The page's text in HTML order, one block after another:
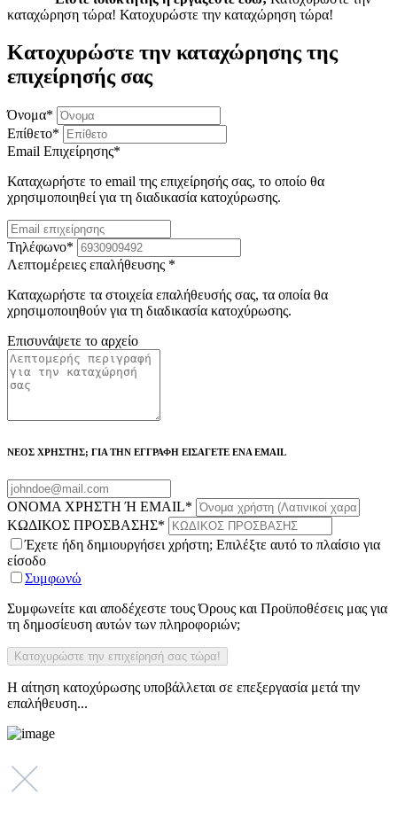
καταχώρηση τώρα! Κατοχυρώστε την καταχώρηση τώρα!
Κατοχυρώστε την καταχώρησης της
επιχείρησής σας
Όνομα*
Επίθετο*
Email Επιχείρησης*
Καταχωρήστε το email της επιχείρησής σας, το οποίο θα
χρησιμοποιηθεί για τη διαδικασία κατοχύρωσης.
Τηλέφωνο*
Λεπτομέρειες επαλήθευσης *
Καταχωρήστε τα στοιχεία επαλήθευσής σας, τα οποία θα
χρησιμοποιηθούν για τη διαδικασία κατοχύρωσης.
Επισυνάψετε το αρχείο
ΝΕΟΣ ΧΡΗΣΤΗΣ; ΓΙΑ ΤΗΝ ΕΓΓΡΑΦΗ ΕΙΣΑΓΕΤΕ ΕΝΑ EMAIL
ΟΝΟΜΑ ΧΡΗΣΤΗ Ή EMAIL*
ΚΩΔΙΚΟΣ ΠΡΟΣΒΑΣΗΣ*
Έχετε ήδη δημιουργήσει χρήστη; Επιλέξτε αυτό το πλαίσιο για
είσοδο
Συμφωνώ
Συμφωνείτε και αποδέχεστε τους Όρους και Προϋποθέσεις μας για
τη δημοσίευση αυτών των πληροφοριών;
Η αίτηση κατοχύρωσης υποβάλλεται σε επεξεργασία μετά την
επαλήθευση...